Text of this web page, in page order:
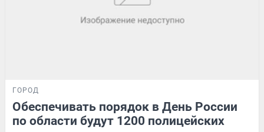
ГОРОД
Обеспечивать порядок в День России
по области будут 1200 полицейских